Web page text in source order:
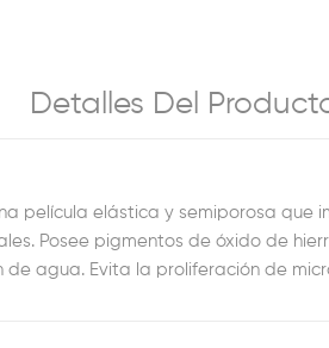
Detalles Del
película elástica y semiporosa
Posee pigmentos de óxido de
agua. Evita la proliferación de